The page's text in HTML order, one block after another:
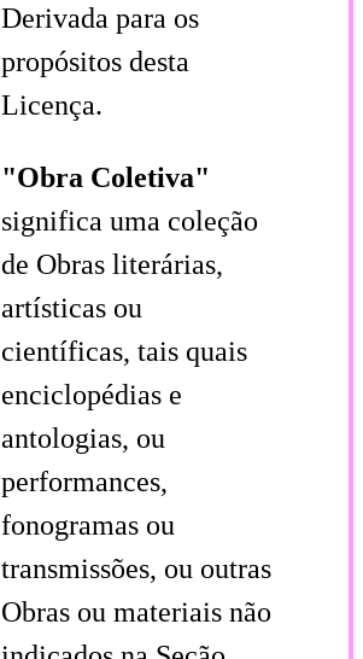
Derivada para os
propósitos desta
Licença.
"Obra Coletiva"
significa uma coleção
de Obras literárias,
artísticas ou
científicas, tais quais
enciclopédias e
antologias, ou
performances,
fonogramas ou
transmissões, ou outras
Obras ou materiais não